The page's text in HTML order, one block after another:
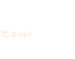
3-in-1